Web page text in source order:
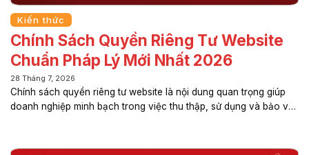
Kiến thức
Chính Sách Quyền Riêng Tư Website
Chuẩn Pháp Lý Mới Nhất 2026
28 Tháng 7, 2026
Chính sách quyền riêng tư website là nội dung quan trọng giúp
doanh nghiệp minh bạch trong việc thu thập, sử dụng và bảo vệ
thương hiệu, tạo niềm tin với khách hàng và hạn chế các rủi ro